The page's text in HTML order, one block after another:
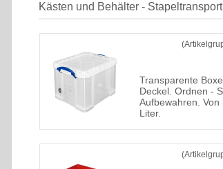
Kästen und Behälter -
Transparente
Deckel. Ordnen -
Aufbewahren. Von
Liter.